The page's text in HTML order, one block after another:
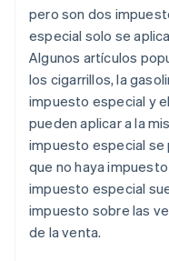
pero son dos
especial solo se
Algunos artículos
los cigarrillos, la
impuesto especial y
pueden aplicar a la
impuesto especial se
que no haya
impuesto especial
impuesto sobre las
de la venta.